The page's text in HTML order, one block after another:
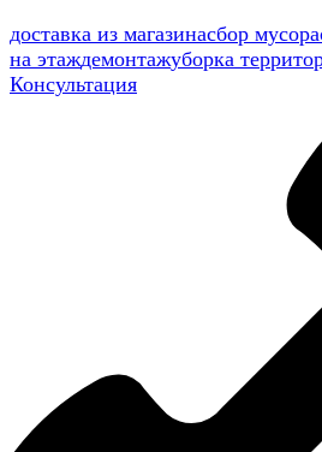
доставка из магазинасбор мусора
на этаждемонтажуборка
Консультация